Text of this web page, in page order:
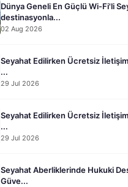
Dünya Geneli En Güçlü Wi-Fi'li
destinasyonla...
02 Aug 2026
Seyahat Edilirken Ücretsiz
...
29 Jul 2026
Seyahat Edilirken Ücretsiz
...
29 Jul 2026
Seyahat Aberliklerinde Hukuki
Güve...